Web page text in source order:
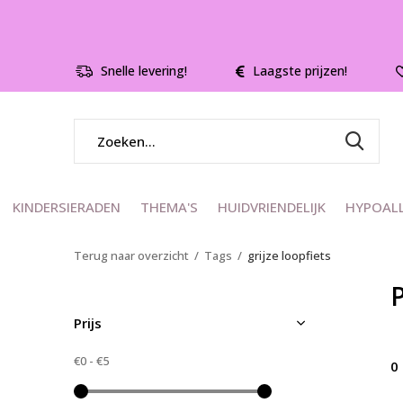
KINDERSIERADEN THEMA'S HUIDVRIENDELIJK
Snelle levering! Laagste prijzen!
Terug naar overzicht Tags grijze loopfiets
0
Prijs
€0 - €5